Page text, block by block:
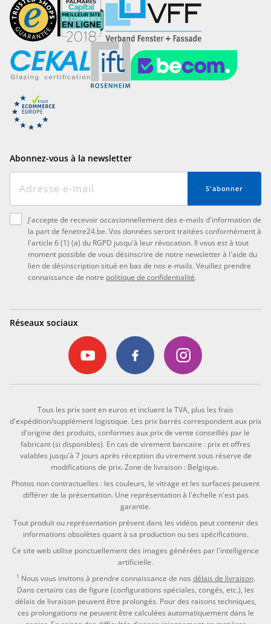
Abonnez-vous à la newsletter
S'abonner
J'accepte de recevoir occasionnellement des e-mails d'information de
la part de fenetre24.be. Vos données seront traitées conformément à
l'article 6 (1) (a) du RGPD jusqu'à leur révocation. Il vous est à tout
moment possible de vous désinscrire de notre newsletter à l'aide du
lien de désinscription situé en bas de nos e-mails. Veuillez prendre
connaissance de notre politique de confidentialité.
Réseaux sociaux
Tous les prix sont en euros et incluent la TVA, plus les frais
d'expédition/supplément logistique. Les prix barrés correspondent aux prix
d'origine des produits, conformes aux prix de vente conseillés par le
fabricant (si disponibles). En cas de virement bancaire : prix et offres
valables jusqu'à 7 jours après réception du virement sous réserve de
modifications de prix. Zone de livraison : Belgique.
Photos non contractuelles : les couleurs, le vitrage et les surfaces peuvent
différer de la présentation. Une représentation à l'échelle n'est pas
garantie.
Tout produit ou représentation présent dans les vidéos peut contenir des
informations obsolètes quant à sa production ou ses spécifications.
Ce site web utilise ponctuellement des images générées par l'intelligence
artificielle.
1 Nous vous invitons à prendre connaissance de nos délais de livraison.
Dans certains cas de figure (configurations spéciales, congés, etc.), les
délais de livraison peuvent être prolongés. Pour des raisons techniques,
ces prolongations ne peuvent être calculées automatiquement dans le